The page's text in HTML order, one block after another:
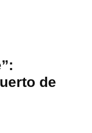
de